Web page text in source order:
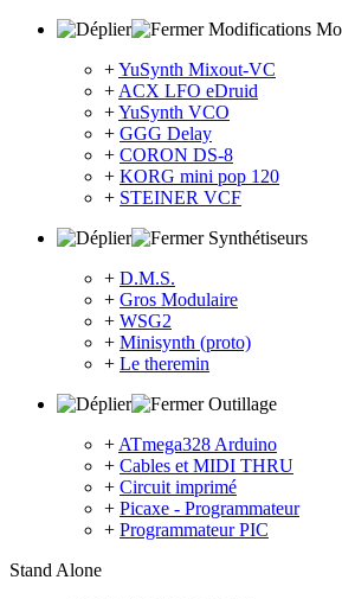
Modifications
+YuSynth Mixout-VC
+ ACX LFO eDruid
+YuSynth VCO
+ GGG Delay
+ CORON DS-8
+ KORG mini pop 120
+ STEINER VCF
Synthétiseurs
+ D.M.S.
+ Gros Modulaire
+ WSG2
+ Minisynth (proto)
+ Le theremin
Outillage
+ ATmega328 Arduino
+ Cables et MIDI THRU
+ Circuit imprimé
+ Picaxe - Programmateur
+ Programmateur PIC
Stand Alone